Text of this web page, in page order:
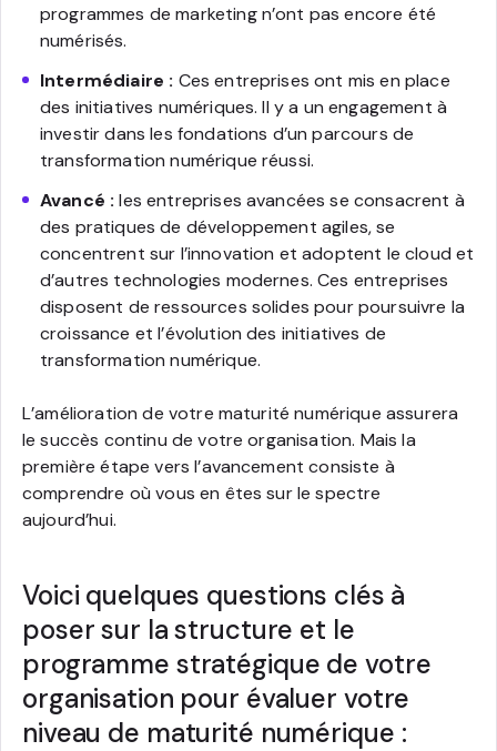
programmes de marketing n’ont pas encore été
numérisés.
Intermédiaire : Ces entreprises ont mis en place
des initiatives numériques. Il y a un engagement à
investir dans les fondations d’un parcours de
transformation numérique réussi.
Avancé :les entreprises avancées se consacrent à
des pratiques de développement agiles, se
concentrent sur l’innovation et adoptent le cloud et
d’autres technologies modernes. Ces entreprises
disposent de ressources solides pour poursuivre la
croissance et l’évolution des initiatives de
transformation numérique.
L’amélioration de votre maturité numérique assurera
le succès continu de votre organisation. Mais la
première étape vers l’avancement consiste à
comprendre où vous en êtes sur le spectre
aujourd’hui.
Voici quelques questions clés à
poser sur la structure et le
programme stratégique de votre
organisation pour évaluer votre
niveau de maturité numérique :